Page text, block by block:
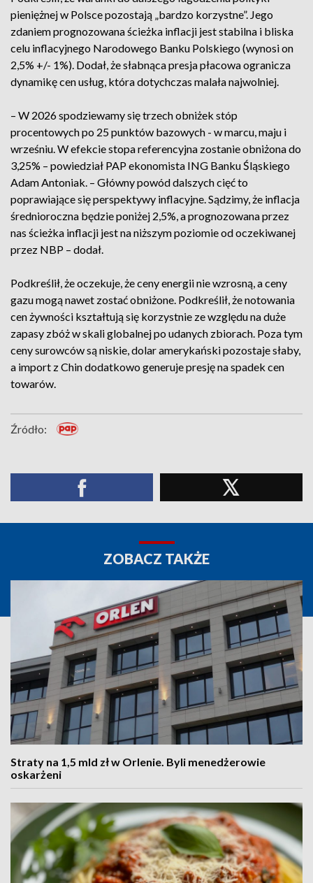
pieniężnej w Polsce pozostają „bardzo korzystne”. Jego
zdaniem prognozowana ścieżka inflacji jest stabilna i bliska
celu inflacyjnego Narodowego Banku Polskiego (wynosi on
2,5% +/- 1%). Dodał, że słabnąca presja płacowa ogranicza
dynamikę cen usług, która dotychczas malała najwolniej.
– W 2026 spodziewamy się trzech obniżek stóp
procentowych po 25 punktów bazowych - w marcu, maju i
wrześniu. W efekcie stopa referencyjna zostanie obniżona do
3,25% – powiedział PAP ekonomista ING Banku Śląskiego
Adam Antoniak. – Główny powód dalszych cięć to
poprawiające się perspektywy inflacyjne. Sądzimy, że inflacja
średnioroczna będzie poniżej 2,5%, a prognozowana przez
nas ścieżka inflacji jest na niższym poziomie od oczekiwanej
przez NBP – dodał.
Podkreślił, że oczekuje, że ceny energii nie wzrosną, a ceny
gazu mogą nawet zostać obniżone. Podkreślił, że notowania
cen żywności kształtują się korzystnie ze względu na duże
zapasy zbóż w skali globalnej po udanych zbiorach. Poza tym
ceny surowców są niskie, dolar amerykański pozostaje słaby,
a import z Chin dodatkowo generuje presję na spadek cen
towarów.
Źródło:
ZOBACZ TAKŻE
Straty na 1,5 mld zł w Orlenie. Byli menedżerowie
oskarżeni